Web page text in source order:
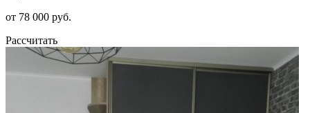
от 78 000 руб.
Рассчитать